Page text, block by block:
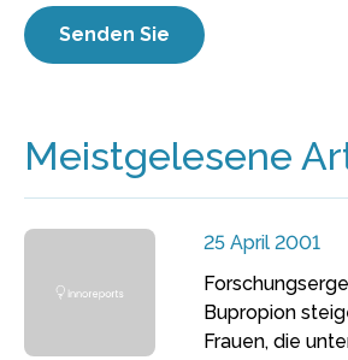
Meistgelesene
25 April 2001
Bupropion
Frauen, die